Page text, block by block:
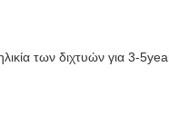
των διχτυών για 3-